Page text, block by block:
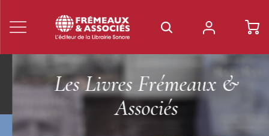
Les Livres Frémeaux &
Associés